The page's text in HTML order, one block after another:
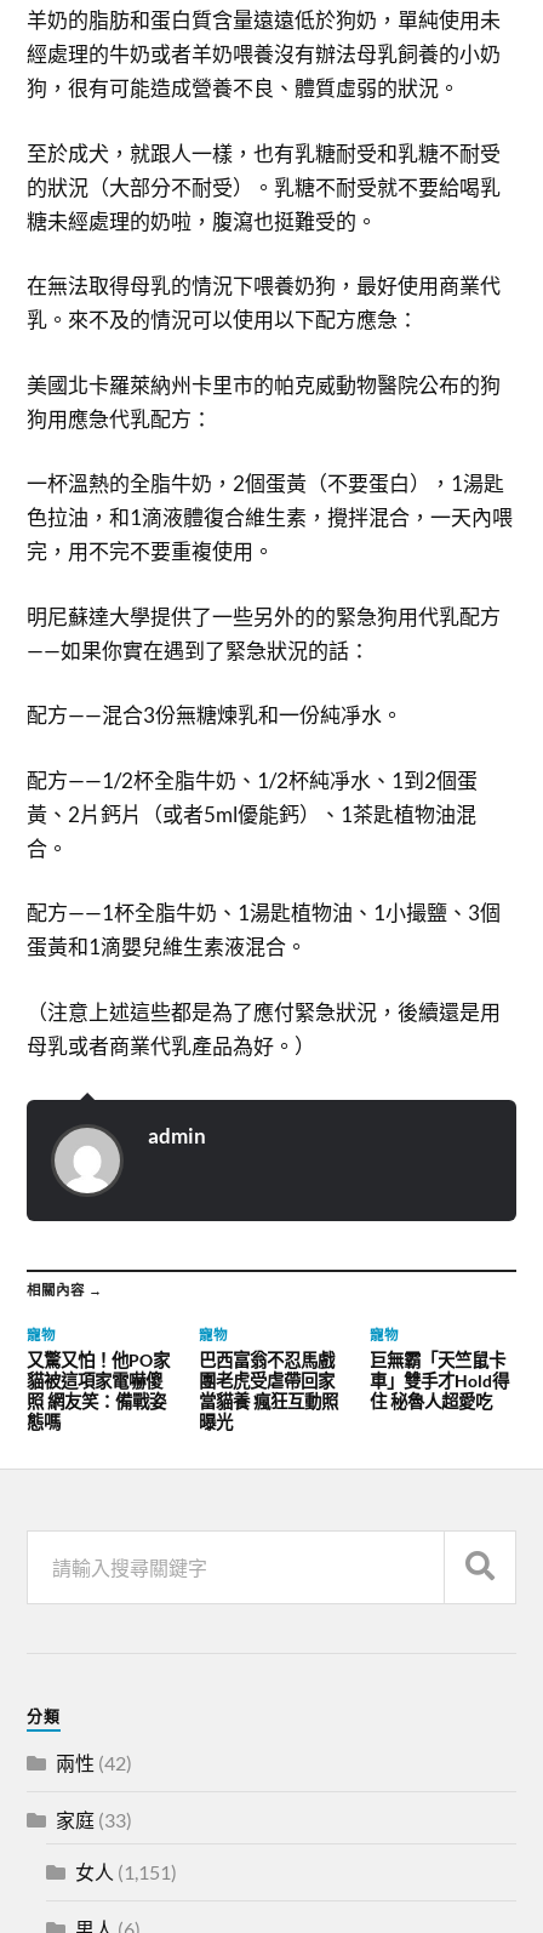
羊奶的脂肪和蛋白質含量遠遠低於狗奶，單純使用未
經處理的牛奶或者羊奶喂養沒有辦法母乳飼養的小奶
狗，很有可能造成營養不良、體質虛弱的狀況。
至於成犬，就跟人一樣，也有乳糖耐受和乳糖不耐受
的狀況（大部分不耐受）。乳糖不耐受就不要給喝乳
糖未經處理的奶啦，腹瀉也挺難受的。
在無法取得母乳的情況下喂養奶狗，最好使用商業代
乳。來不及的情況可以使用以下配方應急：
美國北卡羅萊納州卡里市的帕克威動物醫院公布的狗
狗用應急代乳配方：
一杯溫熱的全脂牛奶，2個蛋黃（不要蛋白），1湯匙
色拉油，和1滴液體復合維生素，攪拌混合，一天內喂
完，用不完不要重複使用。
明尼蘇達大學提供了一些另外的的緊急狗用代乳配方
——如果你實在遇到了緊急狀況的話：
配方——混合3份無糖煉乳和一份純凈水。
配方——1/2杯全脂牛奶、1/2杯純凈水、1到2個蛋
黃、2片鈣片（或者5ml優能鈣）、1茶匙植物油混
合。
配方——1杯全脂牛奶、1湯匙植物油、1小撮鹽、3個
蛋黃和1滴嬰兒維生素液混合。
（注意上述這些都是為了應付緊急狀況，後續還是用
母乳或者商業代乳產品為好。）
admin
相關內容 →
寵物
又驚又怕！他PO家
貓被這項家電嚇傻
照 網友笑：備戰姿
態嗎
寵物
巴西富翁不忍馬戲
團老虎受虐帶回家
當貓養 瘋狂互動照
曝光
寵物
巨無霸「天竺鼠卡
車」雙手才Hold得
住 秘魯人超愛吃
分類
兩性 (42)
家庭 (33)
女人 (1,151)
男人 (6)